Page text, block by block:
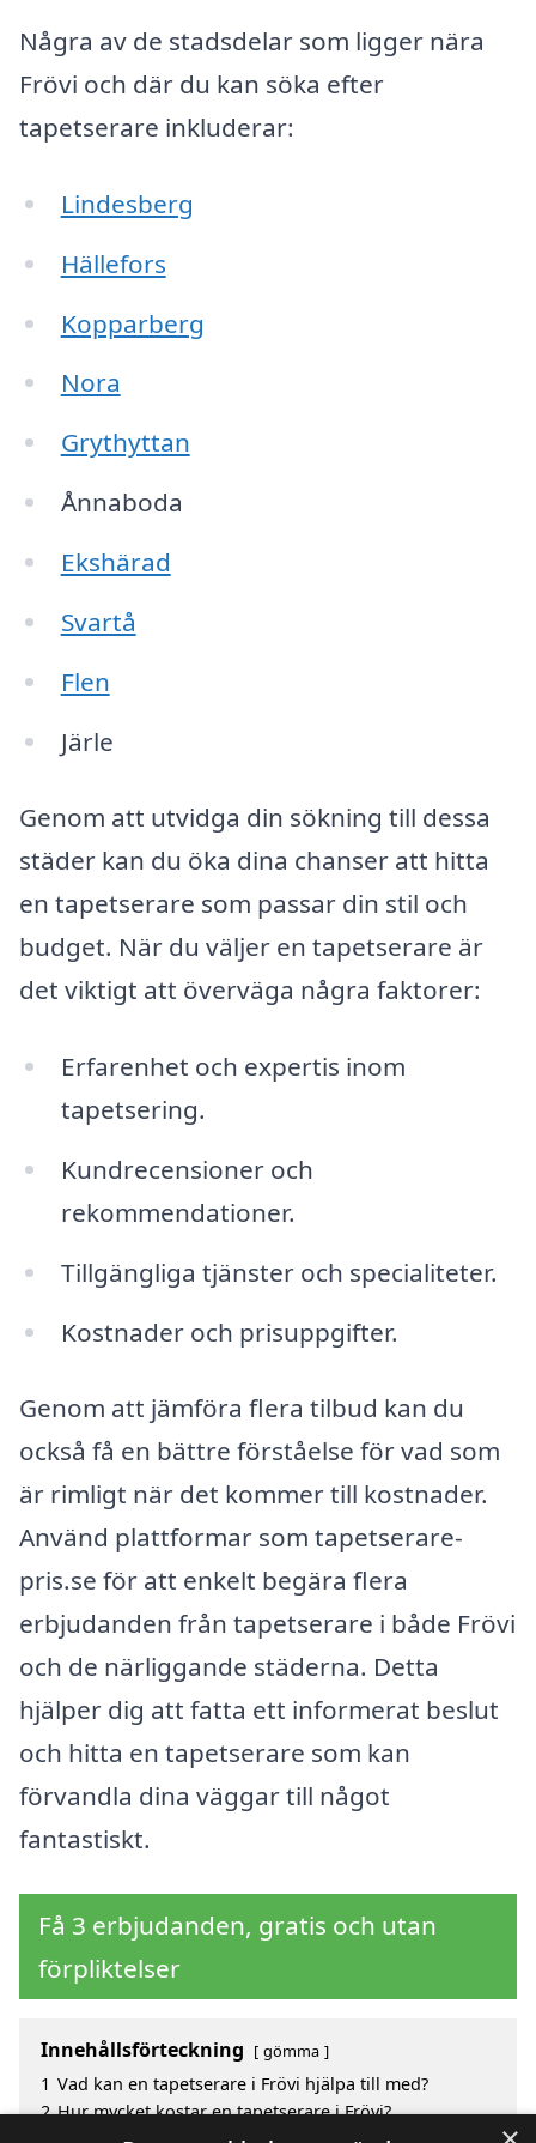
Några av de stadsdelar som ligger nära
Frövi och där du kan söka efter
tapetserare inkluderar:
Lindesberg
Hällefors
Kopparberg
Nora
Grythyttan
Ånnaboda
Ekshärad
Svartå
Flen
Järle
Genom att utvidga din sökning till dessa
städer kan du öka dina chanser att hitta
en tapetserare som passar din stil och
budget. När du väljer en tapetserare är
det viktigt att överväga några faktorer:
Erfarenhet och expertis inom
tapetsering.
Kundrecensioner och
rekommendationer.
Tillgängliga tjänster och specialiteter.
Kostnader och prisuppgifter.
Genom att jämföra flera tilbud kan du
också få en bättre förståelse för vad som
är rimligt när det kommer till kostnader.
Använd plattformar som tapetserare-
pris.se för att enkelt begära flera
erbjudanden från tapetserare i både Frövi
och de närliggande städerna. Detta
hjälper dig att fatta ett informerat beslut
och hitta en tapetserare som kan
förvandla dina väggar till något
fantastiskt.
Få 3 erbjudanden, gratis och utan
förpliktelser
Innehållsförteckning gömma
1 Vad kan en tapetserare i Frövi hjälpa till med?
2 Hur mycket kostar en tapetserare i Frövi?